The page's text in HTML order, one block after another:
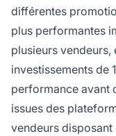
différentes
plus performantes
plusieurs
investissements de
performance avant
issues des
vendeurs